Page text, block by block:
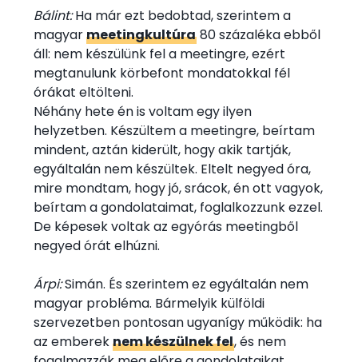
Bálint:Ha már ezt bedobtad, szerintem a
magyarmeetingkultúra80 százaléka ebből
áll: nem készülünk fel a meetingre, ezért
megtanulunk körbefont mondatokkal fél
órákat eltölteni.
Néhány hete én is voltam egy ilyen
helyzetben. Készültem a meetingre, beírtam
mindent, aztán kiderült, hogy akik tartják,
egyáltalán nem készültek. Eltelt negyed óra,
mire mondtam, hogy jó, srácok, én ott vagyok,
beírtam a gondolataimat, foglalkozzunk ezzel.
De képesek voltak az egyórás meetingből
negyed órát elhúzni.
Árpi:Simán. És szerintem ez egyáltalán nem
magyar probléma. Bármelyik külföldi
szervezetben pontosan ugyanígy működik: ha
az embereknem készülnek fel, és nem